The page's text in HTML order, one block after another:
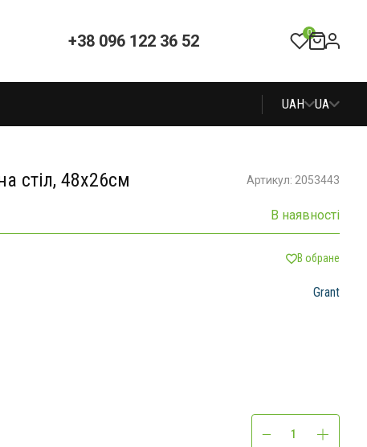
+38 096 122 36 52 0
UAH UA
стіл, 48х26см Артикул: 2053443
В наявності
В обране
Grant